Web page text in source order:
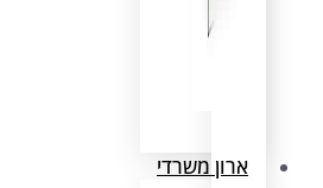
ארון משרדי